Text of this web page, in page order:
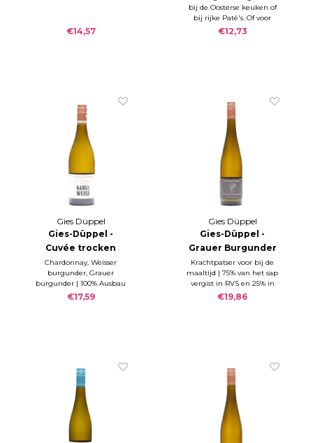
€14,57
bij de Oosterse keuken of
bij rijke Paté's. Of voor
iedereen die niet van
beendroge Riesling houdt,
€12,73
Gies Düppel
Gies-Düppel -
Cuvée trocken
GANS WEISS 2021
Chardonnay, Weisser
burgunder, Grauer
burgunder | 100% Ausbau
im Eichenholzfass (BSA) |
€17,59
Gies Düppel
Gies-Düppel -
Grauer Burgunder
Birkweiler
Mandelberg 2021
Krachtpatser voor bij de
maaltijd | 75% van het sap
vergist in RVS en 25% in
houten vaten (dit deel
€19,86